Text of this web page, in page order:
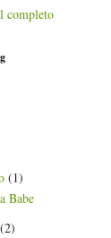
completo
(1)
Babe
(2)